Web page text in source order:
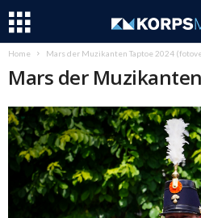
Home Mars der Muzikanten Taptoe 2024
Mars der